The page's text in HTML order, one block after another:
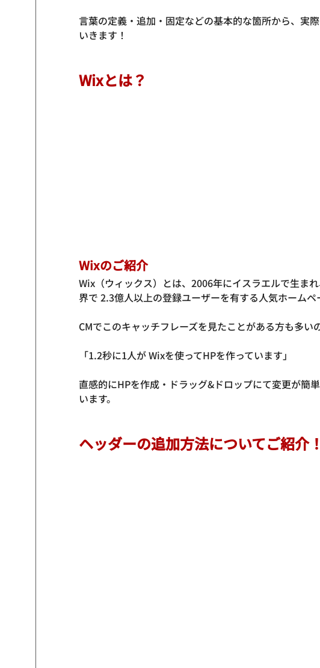
言葉の定義・追加・固定などの基本的な箇所から、実
いきます！
Wixとは？
Wixのご紹介
Wix（ウィックス）とは、2006年にイスラエルで生ま
界で 2.3億人以上の登録ユーザーを有する人気ホームペ
CMでこのキャッチフレーズを見たことがある方も多い
「1.2秒に1人が Wixを使ってHPを作っています」
直感的にHPを作成・ドラッグ&ドロップにて変更が簡
います。
ヘッダーの追加方法についてご紹介！